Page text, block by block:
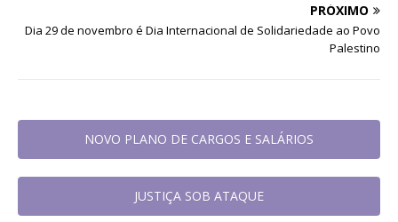
PRÓXIMO
Dia 29 de novembro é Dia Internacional de Solidariedade ao Povo
Palestino
NOVO PLANO DE CARGOS E SALÁRIOS
JUSTIÇA SOB ATAQUE